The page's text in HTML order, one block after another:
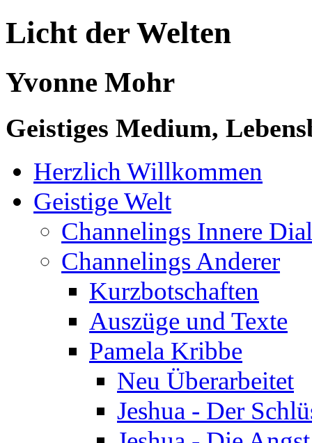
Licht der Welten
Yvonne Mohr
Geistiges Medium,
Herzlich Willkommen
Geistige Welt
Channelings Innere
Channelings Anderer
Kurzbotschaften
Auszüge und Texte
Pamela Kribbe
Neu Überarbeitet
Jeshua - Der